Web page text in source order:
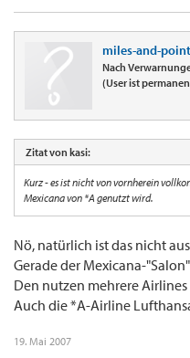
miles-and-
Nach
(User ist
Zitat von kasi:
Kurz - es ist nicht von vornherein
Mexicana von *A genutzt wird.
Nö, natürlich ist das nicht
Gerade der Mexicana-
Den nutzen mehrere
Auch die *A-Airline
19. Mai 2007